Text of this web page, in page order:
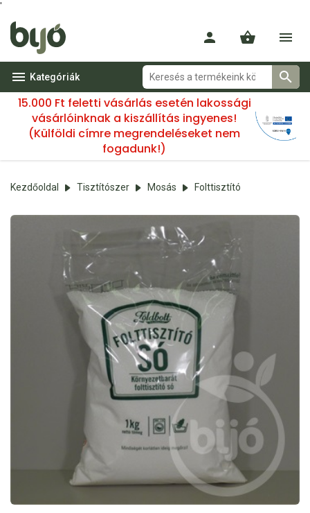
'
Kategóriák
15.000 Ft feletti vásárlás esetén lakossági
vásárlóinknak a kiszállítás ingyenes!
(Külföldi címre megrendeléseket nem
fogadunk!)
Kezdőoldal Tisztítószer Mosás Folttisztító